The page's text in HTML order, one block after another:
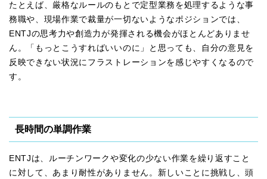
たとえば、厳格なルールのもとで定型業務を処理するような事
務職や、現場作業で裁量が一切ないようなポジションでは、
ENTJの思考力や創造力が発揮される機会がほとんどありませ
ん。「もっとこうすればいいのに」と思っても、自分の意見を
反映できない状況にフラストレーションを感じやすくなるので
す。
長時間の単調作業
ENTJは、ルーチンワークや変化の少ない作業を繰り返すこと
に対して、あまり耐性がありません。新しいことに挑戦し、頭